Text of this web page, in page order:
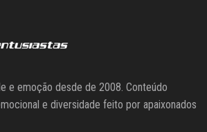
e emoção desde de 2008. Conteúdo
e diversidade feito por apaixonados